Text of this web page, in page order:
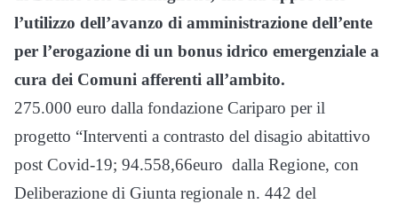
l’utilizzo dell’avanzo di amministrazione dell’ente
per l’erogazione di un bonus idrico emergenziale a
cura dei Comuni afferenti all’ambito.
275.000 euro dalla fondazione Cariparo per il
progetto “Interventi a contrasto del disagio abitattivo
post Covid-19; 94.558,66euro dalla Regione, con
Deliberazione di Giunta regionale n. 442 del